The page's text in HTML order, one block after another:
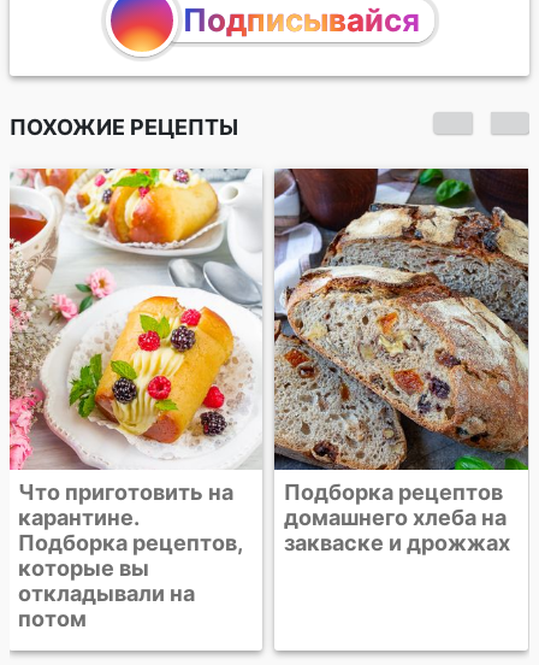
Подписывайся
ПОХОЖИЕ РЕЦЕПТЫ
Подборка рецептов
домашнего хлеба на
закваске и дрожжах
Шпинатный хлеб с
цельнозерновой
мукой